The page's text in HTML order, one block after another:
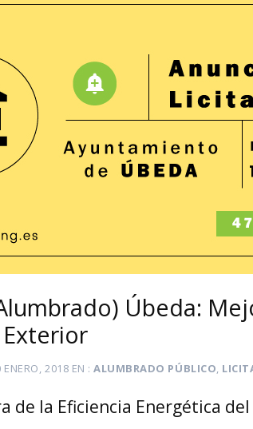
Úbeda:
ENERO, 2018 EN ALUMBRADO PÚBLICO,
de la Eficiencia Energética